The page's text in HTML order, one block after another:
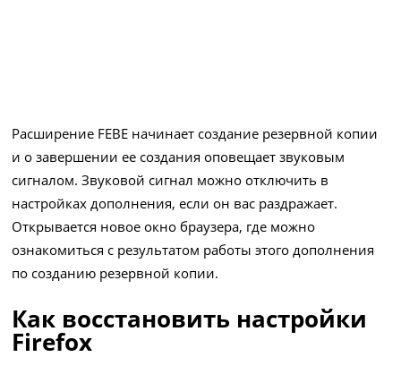
Расширение FEBE начинает создание резервной копии
и о завершении ее создания оповещает звуковым
сигналом. Звуковой сигнал можно отключить в
настройках дополнения, если он вас раздражает.
Открывается новое окно браузера, где можно
ознакомиться с результатом работы этого дополнения
по созданию резервной копии.
Как восстановить настройки
Firefox